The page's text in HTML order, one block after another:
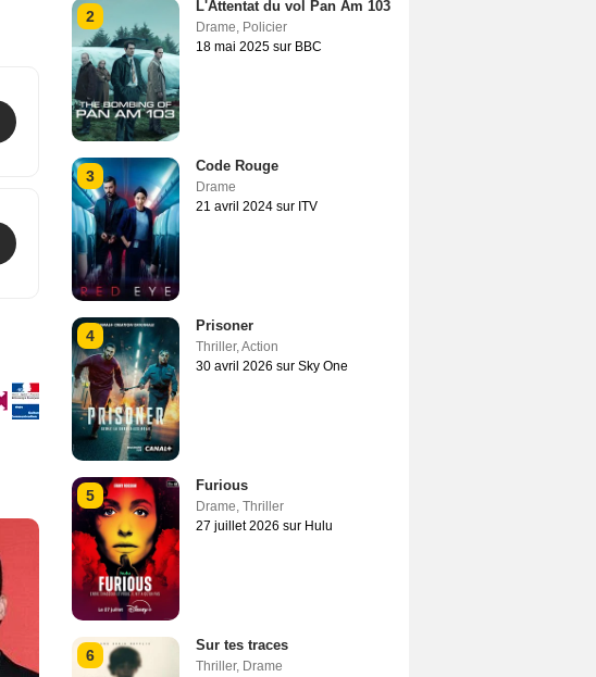
2
L'Attentat du vol Pan Am 103
Drame, Policier
18 mai 2025 sur BBC
3
Code Rouge
Drame
21 avril 2024 sur ITV
4
Prisoner
Thriller,Action
30 avril 2026 sur Sky One
5
Furious
Drame, Thriller
27 juillet 2026 sur Hulu
6
Sur tes traces
Thriller, Drame